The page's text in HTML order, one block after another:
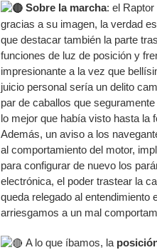
Sobre la marcha: el
gracias a su imagen, la verdad
que destacar también la parte
funciones de luz de posición y
impresionante a la vez que
juicio personal sería un delito
par de caballos que
lo mejor que había visto hasta la
Además, un aviso a los
al comportamiento del motor,
para configurar de nuevo los
electrónica, el poder trastear la
queda relegado al
arriesgamos a un mal
A lo que íbamos, la